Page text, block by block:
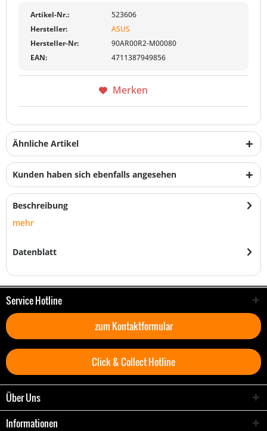
Artikel-Nr.:
523606
Hersteller:
ASUS
Hersteller-Nr:
90AR00R2-M00080
EAN:
4711387949856
Merken
Ähnliche Artikel
Kunden haben sich ebenfalls angesehen
Beschreibung
mehr
Datenblatt
Service Hotline
zum Kontaktformular
Click & Collect Hotline
Über Uns
Informationen